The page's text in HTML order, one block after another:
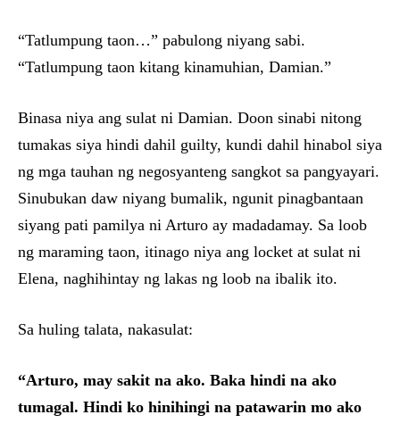
“Tatlumpung taon…” pabulong niyang sabi.
“Tatlumpung taon kitang kinamuhian, Damian.”
Binasa niya ang sulat ni Damian. Doon sinabi nitong
tumakas siya hindi dahil guilty, kundi dahil hinabol siya
ng mga tauhan ng negosyanteng sangkot sa pangyayari.
Sinubukan daw niyang bumalik, ngunit pinagbantaan
siyang pati pamilya ni Arturo ay madadamay. Sa loob
ng maraming taon, itinago niya ang locket at sulat ni
Elena, naghihintay ng lakas ng loob na ibalik ito.
Sa huling talata, nakasulat:
“Arturo, may sakit na ako. Baka hindi na ako
tumagal. Hindi ko hinihingi na patawarin mo ako